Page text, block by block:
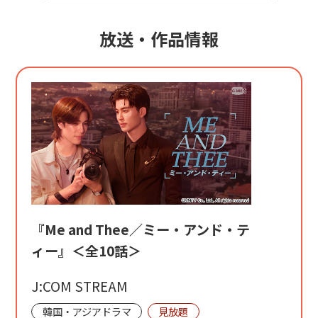
放送・作品情報
『Me and Thee／ミー・アンド・テ
ィー』＜全10話＞
J:COM STREAM
韓国・アジアドラマ 見放題